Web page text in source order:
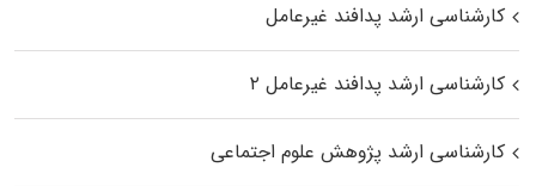
کارشناسی ارشد پدافند غیرعامل
کارشناسی ارشد پدافند غیرعامل ۲
کارشناسی ارشد پژوهش علوم اجتماعی